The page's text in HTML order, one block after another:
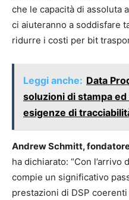
che le capacità di assoluta
ci aiuteranno a soddisfare
ridurre i costi per bit
Leggi anche: Data
soluzioni di stampa
esigenze di
Andrew Schmitt,
ha dichiarato: “Con l’arrivo
compie un significativo
prestazioni di DSP